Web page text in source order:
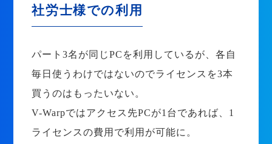
社労士様での利用
パート3名が同じPCを利用しているが、各自
毎日使うわけではないのでライセンスを3本
買うのはもったいない。
V-Warpではアクセス先PCが1台であれば、1
ライセンスの費用で利用が可能に。